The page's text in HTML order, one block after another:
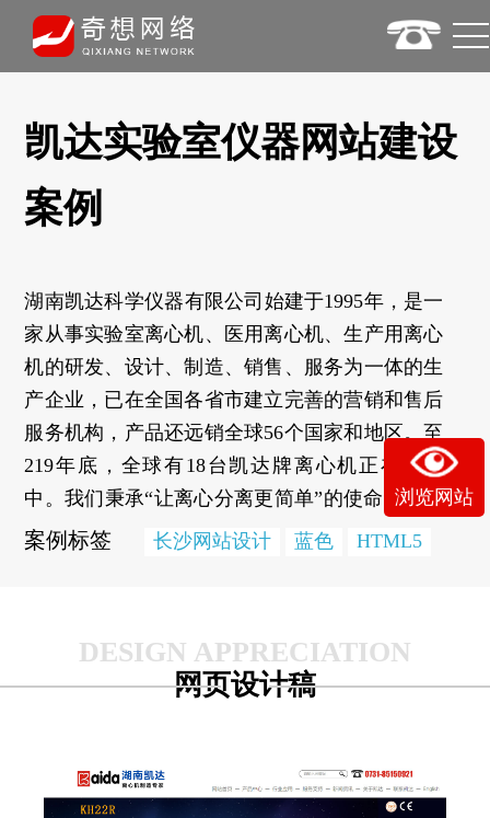
浏览网站
凯达实验室仪器网站建设
案例
湖南凯达科学仪器有限公司始建于1995年，是一
家从事实验室离心机、医用离心机、生产用离心
机的研发、设计、制造、销售、服务为一体的生
产企业，已在全国各省市建立完善的营销和售后
服务机构，产品还远销全球56个国家和地区。至
219年底，全球有18台凯达牌离心机正在使用
中。我们秉承“让离心分离更简单”的使命，领导
行业潮流。
平，现生产高速离心机、低速离心机、冷冻离心
机、大容量离心机、台式离心机、落地式离心
械生产备案（湘长食药监械生产备2157号）。
案例标签 长沙网站设计 蓝色 HTML5
网页设计稿